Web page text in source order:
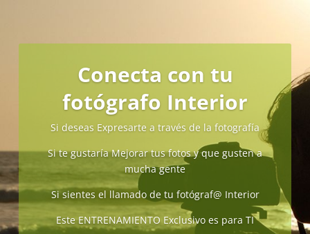
Conecta con tu
fotógrafo Interior
Si deseas Expresarte a través de la fotografía
Si te gustaría Mejorar tus fotos y que gusten a
mucha gente
Si sientes el llamado de tu fotógraf@ Interior
Este ENTRENAMIENTO Exclusivo es para TI